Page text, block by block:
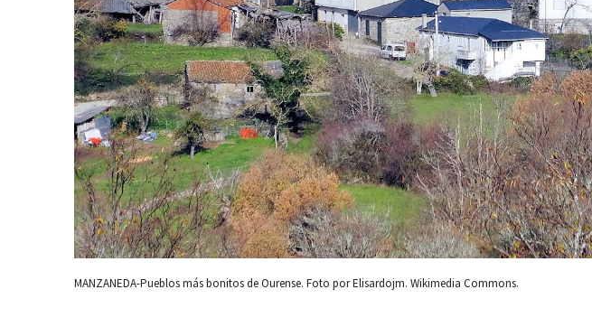
MANZANEDA-Pueblos más bonitos de Ourense. Foto por Elisardojm. Wikimedia Commons.